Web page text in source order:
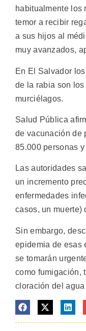
habitualmente los
temor a recibir
a sus hijos al
muy avanzados,
En El Salvador
de la rabia son
murciélagos.
Salud Pública
de vacunación de
85.000 personas
Las autoridades
un incremento
enfermedades
casos, un muerte)
Sin embargo,
epidemia de esas
se tomarán
como fumigación,
cloración del